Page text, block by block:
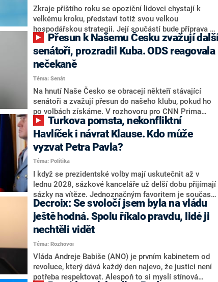
Zkraje příštího roku se opoziční lidovci chystají k
velkému kroku, představí totiž svou velkou
hospodářskou strategii. Její součástí bude příprava na
stárnutí populace, řekl ve středu na setkání s novináři
nový předseda lidovců Jan Grolich. Ten zároveň v
senátních volbách kandiduje ve Vyškově. Popsal i
aktivitu opozice, o níž vládní strany nebo političtí
komentátoři mluví jako o slabé a v defenzivě. „Je to
úmorná práce upozorňovat na chyby vlády. Ministři s
námi navíc nechodí do debat. Chceme ale ukazovat
svoje témata,“ odpověděl Grolich na dotaz CNN Prima
NEWS.
senátoři, prozradil Kuba. ODS reagovala
nečekaně
Téma: Senát
Na hnutí Naše Česko se obracejí někteří stávající
senátoři a zvažují přesun do našeho klubu, pokud ho
po volbách získáme. V rozhovoru pro CNN Prima
NEWS to řekl zakladatel hnutí a jihočeský hejtman
Martin Kuba. Konkrétní nebyl, ale získat by takto mohl
například senátora Zdeňka Hrabu, který je dnes
součástí klubu ODS a TOP 09. Hraba to na dotaz
redakce nevyloučil. Předseda klubu senátorů ODS
Zdeněk Nytra redakci řekl, že počítá s odchodem
některých senátorů z klubu a že Naše Česko není
nepřítel, ale soupeř.
Havlíček i návrat Klause. Kdo může
vyzvat Petra Pavla?
Téma: Politika
I když se prezidentské volby mají uskutečnit až v
lednu 2028, sázkové kanceláře už delší dobu přijímají
sázky na vítěze. Jednoznačným favoritem je současná
hlava státu Petr Pavel. Daleko za ním pak bookmakeři
zmiňují dva výrazné politiky ANO, tedy premiéra
Andreje Babiše a ministra průmyslu Karla Havlíčka.
Oblíbeným tipem samotných sázkařů je poslanec za
Motoristy Filip Turek. Politolog Jan Kubáček nicméně
o případné kandidatuře kohokoliv ze zmíněné trojice
značně pochybuje. Podle něj současná koalice dosud
nemá osobu, která by Pavlovi mohla konkurovat.
Decroix: Se svoločí jsem byla na vládu
ještě hodná. Spolu říkalo pravdu, lidé ji
nechtěli vidět
Téma: Rozhovor
Vláda Andreje Babiše (ANO) je prvním kabinetem od
revoluce, který dává každý den najevo, že justici není
potřeba respektovat. Alespoň to si myslí stínová